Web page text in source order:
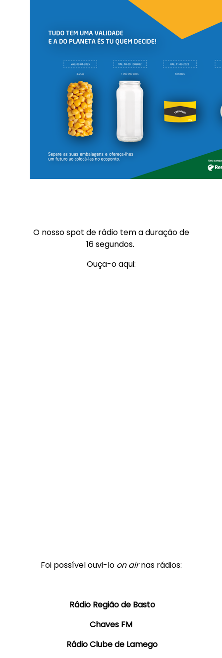
O nosso spot de rádio tem a duração de
16 segundos.
Ouça-o aqui:
Foi possível ouvi-lo on airnas rádios:
Rádio Região de Basto
Chaves FM
Rádio Clube de Lamego